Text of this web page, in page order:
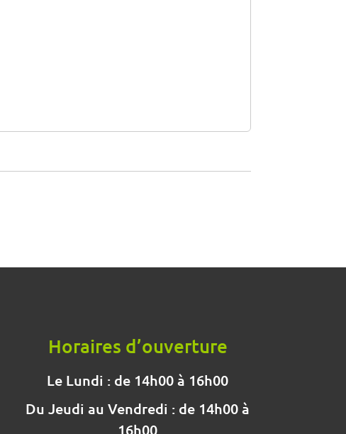
Horaires d’ouverture
Le Lundi : de 14h00 à 16h00
Du Jeudi au Vendredi : de 14h00 à
16h00